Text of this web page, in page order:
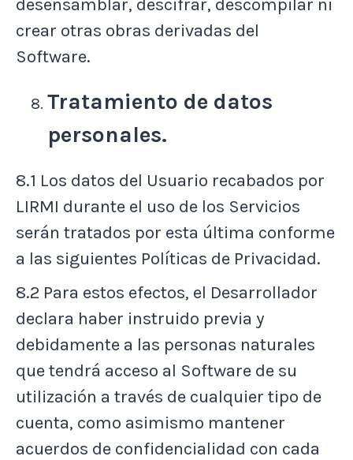
desensamblar, descifrar, descompilar ni
crear otras obras derivadas del
Software.
Tratamiento de datos
personales.
8.1 Los datos del Usuario recabados por
LIRMI durante el uso de los Servicios
serán tratados por esta última conforme
a las siguientes Políticas de Privacidad.
8.2 Para estos efectos, el Desarrollador
declara haber instruido previa y
debidamente a las personas naturales
que tendrá acceso al Software de su
utilización a través de cualquier tipo de
cuenta, como asimismo mantener
acuerdos de confidencialidad con cada